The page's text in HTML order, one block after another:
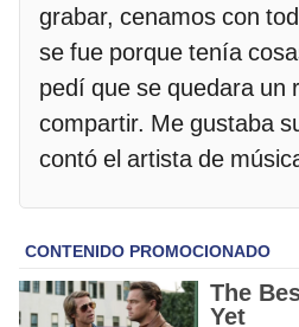
grabar, cenamos con
se fue porque tenía
pedí que se quedara un
compartir. Me gustaba
contó el artista de